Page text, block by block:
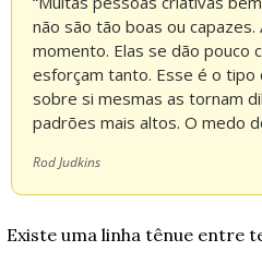
não são tão boas ou
momento. Elas se dão
esforçam tanto. Esse é o tipo
sobre si mesmas as tornam
padrões mais altos. O medo
Rod Judkins
Existe uma linha tênue entre